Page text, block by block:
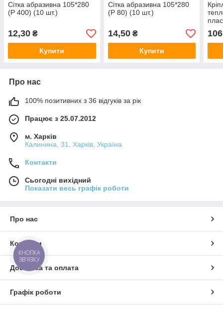
Сітка абразивна 105*280
(Р 400) (10 шт.)
12,30 ₴
Купити
Сітка абразивна 105*280
(Р 80) (10 шт.)
14,50₴
Купити
Про нас
100% позитивних з 36 відгуків за рік
Працює з 25.07.2012
м. Харків
Калинина, 31, Харків, Україна
Контакти
Сьогодні вихідний
Показати весь графік роботи
Про нас
Контакти
Доставка та оплата
Графік роботи
КНОПКА
ЗВ'ЯЗКУ